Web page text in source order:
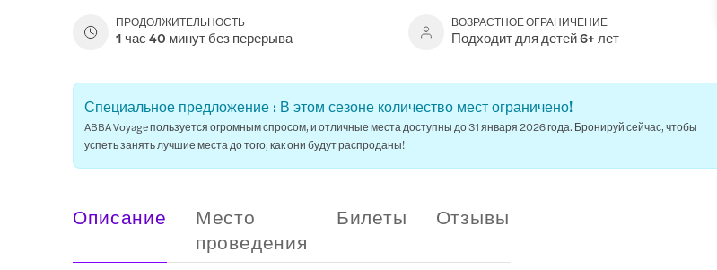
ПРОДОЛЖИТЕЛЬНОСТЬ
1 час 40 минут без перерыва
ВОЗРАСТНОЕ ОГРАНИЧЕНИЕ
Подходит для детей 6+ лет
Специальное предложение : В этом сезоне количество мест ограничено!
ABBA Voyage пользуется огромным спросом, и отличные места доступны до 31 января 2026 года. Бронируй сейчас, чтобы
успеть занять лучшие места до того, как они будут распроданы!
Описание
Место
проведения
Билеты Отзывы